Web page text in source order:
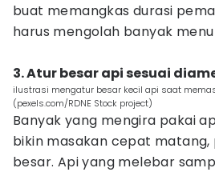
buat memangkas durasi
harus mengolah banyak menu
3. Atur besar api sesuai
ilustrasi mengatur besar kecil api saat
(pexels.com/RDNE Stock project)
Banyak yang mengira pakai
bikin masakan cepat matang,
besar. Api yang melebar